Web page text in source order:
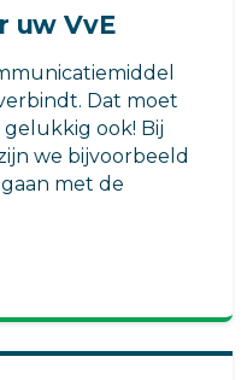
uw VvE
Dat moet
ook! Bij
we bijvoorbeeld
met de